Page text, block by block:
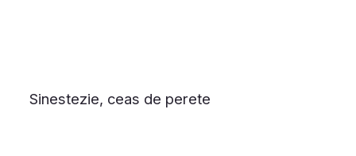
Sinestezie, ceas de perete